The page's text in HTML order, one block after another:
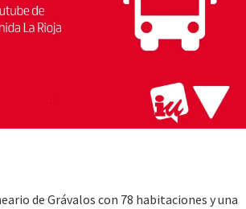
de Grávalos con 78 habitaciones y una